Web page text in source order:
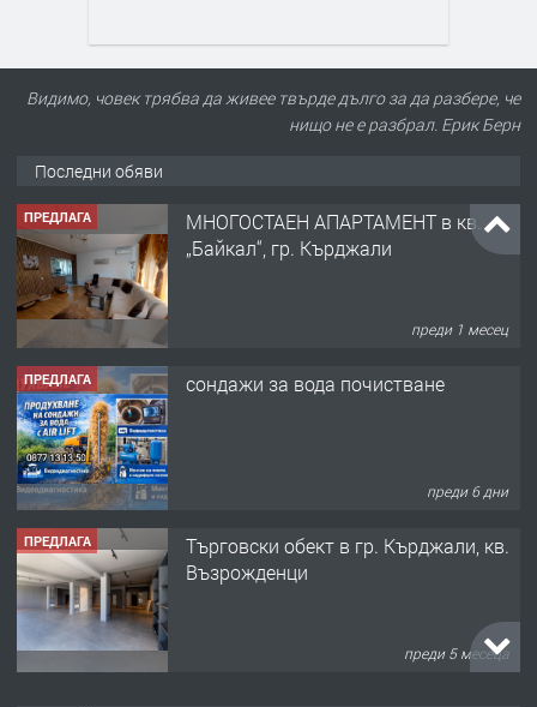
Видимо, човек трябва да живее твърде дълго за да разбере, че
нищо не е разбрал. Ерик Берн
Последни обяви
ПРЕДЛАГА
МНОГОСТАЕН АПАРТАМЕНТ в кв.
„Байкал“, гр. Кърджали
преди 1 месец
ПРЕДЛАГА сондажи за вода почистване
преди 6 дни
ПРЕДЛАГА
Tърговски обект в гр. Кърджали, кв.
Възрожденци
преди 5 месеца